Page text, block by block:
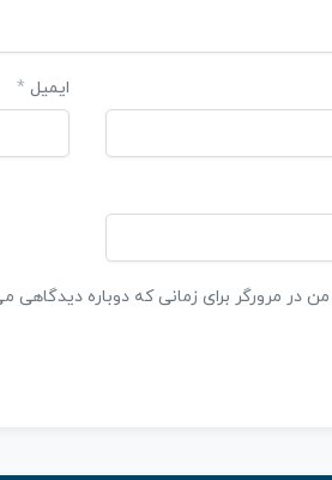
ایمیل *
در مرورگر برای زمانی که دوباره دیدگاهی